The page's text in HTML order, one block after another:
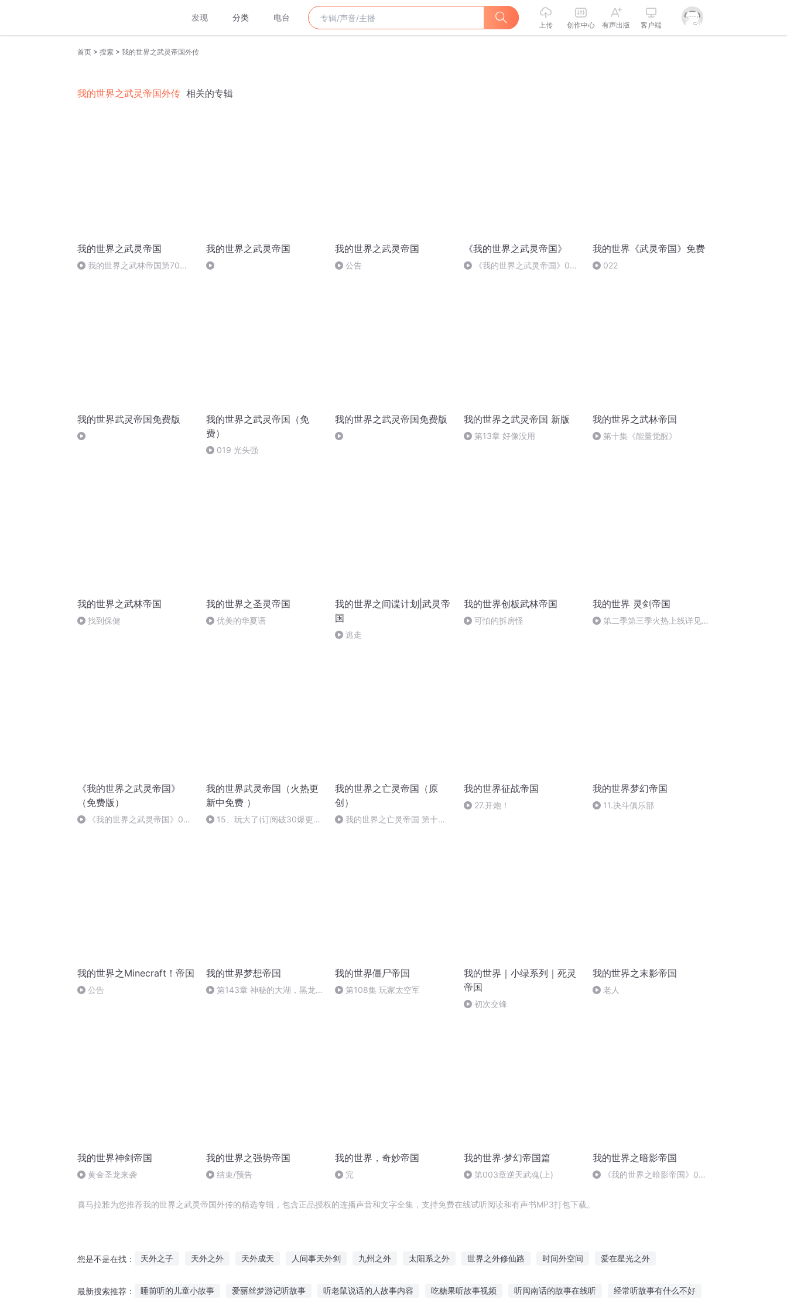
发现 分类 电台
上传 创作中心 有声出版 客户端
首页 > 搜索 > 我的世界之武灵帝国外传
我的世界之武灵帝国外传 相关的专辑
我的世界之武灵帝国
我的世界之武林帝国第70章
我的世界之武灵帝国 我的世界之武灵帝国
公告
《我的世界之武灵帝国》
《我的世界之武灵帝国》009
我的世界《武灵帝国》免费
022
我的世界武灵帝国免费版
我的世界之武灵帝国（免
费）
019 光头强
我的世界之武灵帝国免费版 我的世界之武灵帝国 新版
第13章 好像没用
我的世界之武林帝国
第十集《能量觉醒》
我的世界之武林帝国
找到保健
我的世界之圣灵帝国
优美的华夏语
我的世界之间谍计划|武灵帝
国
逃走
我的世界创板武林帝国
可怕的拆房怪
我的世界 灵剑帝国
第二季第三季火热上线详见
《我的世界之武灵帝国》
（免费版）
《我的世界之武灵帝国》002
我的世界武灵帝国（火热更
新中免费 ）
15、玩大了(订阅破30爆更一
我的世界之亡灵帝国（原
创）
我的世界之亡灵帝国 第十四
我的世界征战帝国
27.开炮！
我的世界梦幻帝国
11.决斗俱乐部
我的世界之Minecraft！帝国
公告
我的世界梦想帝国
第143章 神秘的大湖，黑龙
我的世界僵尸帝国
第108集 玩家太空军
我的世界｜小绿系列｜死灵
帝国
初次交锋
我的世界之末影帝国
老人
我的世界神剑帝国
黄金圣龙来袭
我的世界之强势帝国
结束/预告
我的世界，奇妙帝国
完
我的世界·梦幻帝国篇
第003章逆天武魂(上)
我的世界之暗影帝国
《我的世界之暗影帝国》005
喜马拉雅为您推荐我的世界之武灵帝国外传的精选专辑，包含正品授权的连播声音和文字全集，支持免费在线试听阅读和有声书MP3打包下载。
您是不是在找： 天外之子 天外之外 天外成天 人间事天外剑 九州之外 太阳系之外 世界之外修仙路 时间外空间 爱在星光之外
最新搜索推荐： 睡前听的儿童小故事 爱丽丝梦游记听故事 听老鼠说话的人故事内容 吃糖果听故事视频 听闽南话的故事在线听 经常听故事有什么不好